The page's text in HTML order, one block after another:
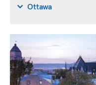
Ottawa